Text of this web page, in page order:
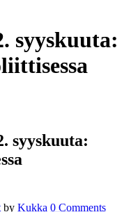
syyskuuta:
syyskuuta:
by Kukka 0 Comments